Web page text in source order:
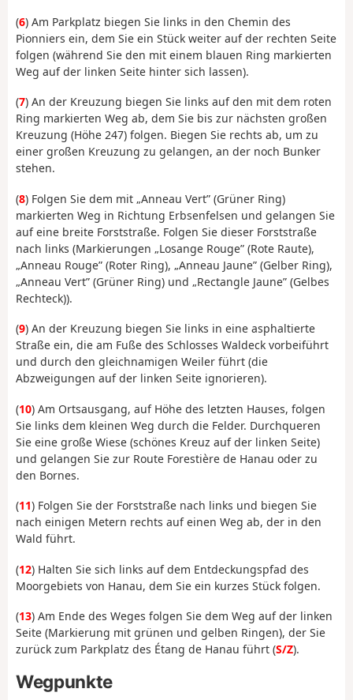
(6) Am Parkplatz biegen Sie links in den Chemin des
Pionniers ein, dem Sie ein Stück weiter auf der rechten Seite
folgen (während Sie den mit einem blauen Ring markierten
Weg auf der linken Seite hinter sich lassen).
(7) An der Kreuzung biegen Sie links auf den mit dem roten
Ring markierten Weg ab, dem Sie bis zur nächsten großen
Kreuzung (Höhe 247) folgen. Biegen Sie rechts ab, um zu
einer großen Kreuzung zu gelangen, an der noch Bunker
stehen.
(8) Folgen Sie dem mit „Anneau Vert” (Grüner Ring)
markierten Weg in Richtung Erbsenfelsen und gelangen Sie
auf eine breite Forststraße. Folgen Sie dieser Forststraße
nach links (Markierungen „Losange Rouge” (Rote Raute),
„Anneau Rouge” (Roter Ring), „Anneau Jaune” (Gelber Ring),
„Anneau Vert” (Grüner Ring) und „Rectangle Jaune” (Gelbes
Rechteck)).
(9) An der Kreuzung biegen Sie links in eine asphaltierte
Straße ein, die am Fuße des Schlosses Waldeck vorbeiführt
und durch den gleichnamigen Weiler führt (die
Abzweigungen auf der linken Seite ignorieren).
(10) Am Ortsausgang, auf Höhe des letzten Hauses, folgen
Sie links dem kleinen Weg durch die Felder. Durchqueren
Sie eine große Wiese (schönes Kreuz auf der linken Seite)
und gelangen Sie zur Route Forestière de Hanau oder zu
den Bornes.
(11) Folgen Sie der Forststraße nach links und biegen Sie
nach einigen Metern rechts auf einen Weg ab, der in den
Wald führt.
(12) Halten Sie sich links auf dem Entdeckungspfad des
Moorgebiets von Hanau, dem Sie ein kurzes Stück folgen.
(13) Am Ende des Weges folgen Sie dem Weg auf der linken
Seite (Markierung mit grünen und gelben Ringen), der Sie
zurück zum Parkplatz des Étang de Hanau führt (S/Z).
Wegpunkte